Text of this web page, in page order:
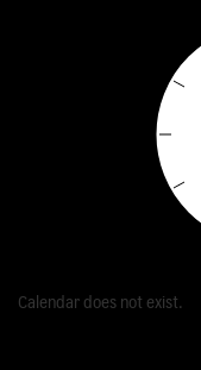
Calendar does not exist.